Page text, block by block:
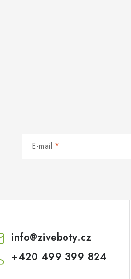
E-mail
info@ziveboty.cz
+420 499 399 824